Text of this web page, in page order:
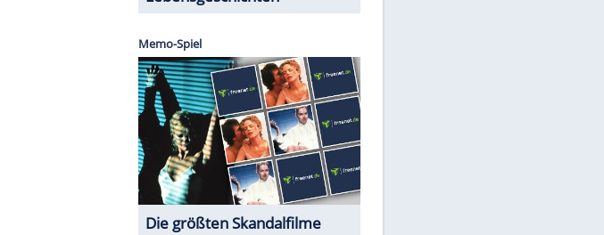
Peinliche Auftritte auf dem
roten Teppich